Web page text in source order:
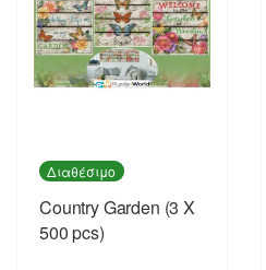
Διαθέσιμο
Country Garden (3 X
500 pcs)